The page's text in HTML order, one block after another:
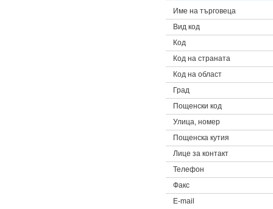
Име на търговеца
Вид код
Код
Код на страната
Код на област
Град
Пощенски код
Улица, номер
Пощенска кутия
Лице за контакт
Телефон
Факс
E-mail